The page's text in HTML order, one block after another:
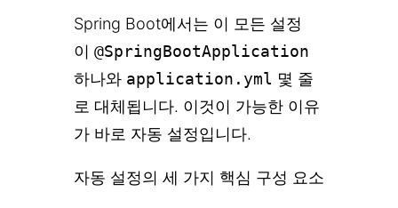
Spring Boot에서는 이 모든 설정
이 @SpringBootApplication
하나와 application.yml 몇 줄
로 대체됩니다. 이것이 가능한 이유
가 바로 자동 설정입니다.
자동 설정의 세 가지 핵심 구성 요소